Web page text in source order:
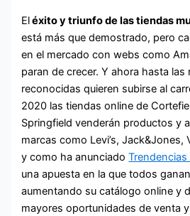
Eléxito y triunfo de las tiendas
está más que demostrado, pero
en el mercado con webs como
paran de crecer. Y ahora hasta las
reconocidas quieren subirse al
2020 las tiendas online de
Springfield venderán productos y
marcas como Levi’s, Jack&Jones,
y como ha anunciado
una apuesta en la que todos
aumentando su catálogo online y
mayores oportunidades de venta